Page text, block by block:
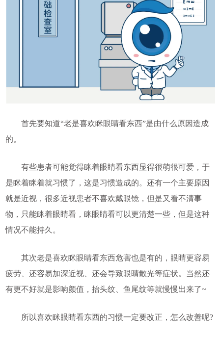
首先要知道“老是喜欢眯眼睛看东西”是由什么原因造成
的。
有些患者可能觉得眯着眼睛看东西显得很萌很可爱，于
是眯着眯着就习惯了，这是习惯造成的。还有一个主要原因
就是近视，很多近视患者不喜欢戴眼镜，但是又看不清事
物，只能眯着眼睛看，眯眼睛看可以更清楚一些，但是这种
情况不能持久。
其次老是喜欢眯眼睛看东西危害也是有的，眼睛更容易
疲劳、还容易加深近视、还会导致眼睛散光等症状。当然还
有更不好就是影响颜值，抬头纹、鱼尾纹等就慢慢出来了~
所以喜欢眯眼睛看东西的习惯一定要改正，怎么改善呢?